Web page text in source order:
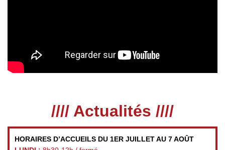
//// Actualités ////
HORAIRES D’ACCUEILS DU 1ER JUILLET AU 7 AOÛT